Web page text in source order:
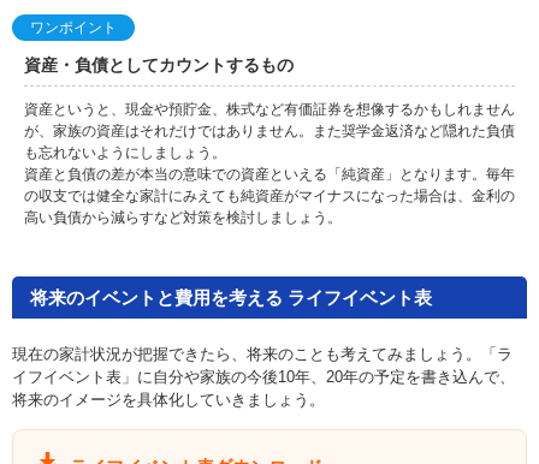
ワンポイント
資産・負債としてカウントするもの
資産というと、現金や預貯金、株式など有価証券を想像するかもしれません
が、家族の資産はそれだけではありません。また奨学金返済など隠れた負債
も忘れないようにしましょう。
資産と負債の差が本当の意味での資産といえる「純資産」となります。毎年
の収支では健全な家計にみえても純資産がマイナスになった場合は、金利の
高い負債から減らすなど対策を検討しましょう。
将来のイベントと費用を考える ライフイベント表
現在の家計状況が把握できたら、将来のことも考えてみましょう。「ラ
イフイベント表」に自分や家族の今後10年、20年の予定を書き込んで、
将来のイメージを具体化していきましょう。